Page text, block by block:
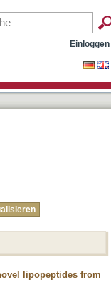
Einloggen
lipopeptides from